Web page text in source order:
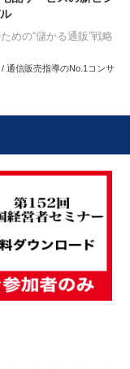
めの“儲かる通販”戦略
通信販売指導のNo.1コンサ